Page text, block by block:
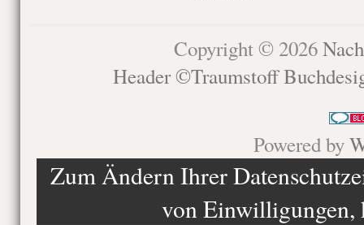
Copyright © 2026
Header ©Traumstoff
Powered by
Zum Ändern Ihrer
von